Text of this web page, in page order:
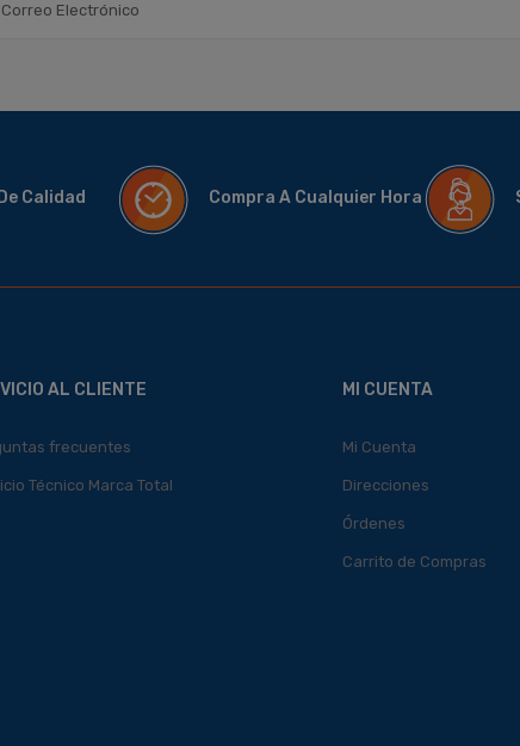
Calidad Compra A Cualquier Hora
AL CLIENTE
frecuentes
Técnico Marca Total
MI CUENTA
Mi Cuenta
Direcciones
Órdenes
Carrito de Compras